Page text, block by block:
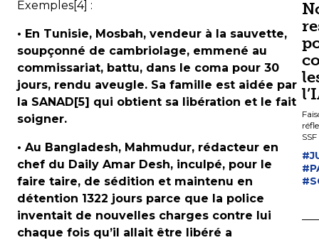
Exemples[4] :
• En Tunisie, Mosbah, vendeur à la sauvette,
soupçonné de cambriolage, emmené au
commissariat, battu, dans le coma pour 30
jours, rendu aveugle. Sa famille est aidée par
la SANAD[5] qui obtient sa libération et le fait
soigner.
• Au Bangladesh, Mahmudur, rédacteur en
chef du Daily Amar Desh, inculpé, pour le
faire taire, de sédition et maintenu en
détention 1322 jours parce que la police
inventait de nouvelles charges contre lui
chaque fois qu’il allait être libéré a